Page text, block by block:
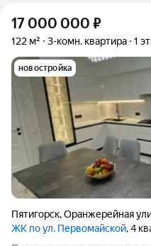
17 000 000 ₽
122 м² 3-комн. квартира 1
новостройка
Пятигорск,Оранжерейная
ЖК по ул. Первомайской, 4